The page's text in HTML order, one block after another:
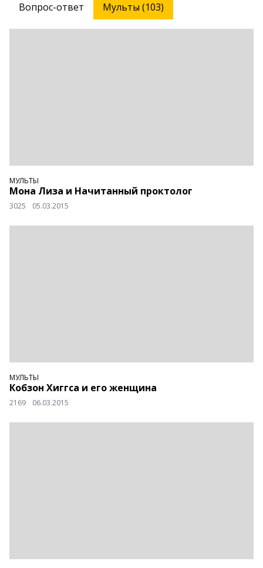
Вопрос-ответ
Мульты (103)
МУЛЬТЫ
Мона Лиза и Начитанный проктолог
3025 05.03.2015
МУЛЬТЫ
Кобзон Хиггса и его женщина
2169 06.03.2015